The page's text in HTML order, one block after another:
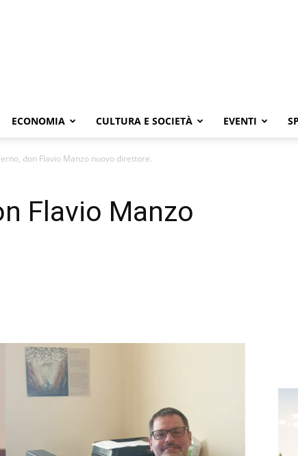
ECONOMIA CULTURA E SOCIETÀ EVENTI
don Flavio Manzo nuovo direttore.
Flavio Manzo